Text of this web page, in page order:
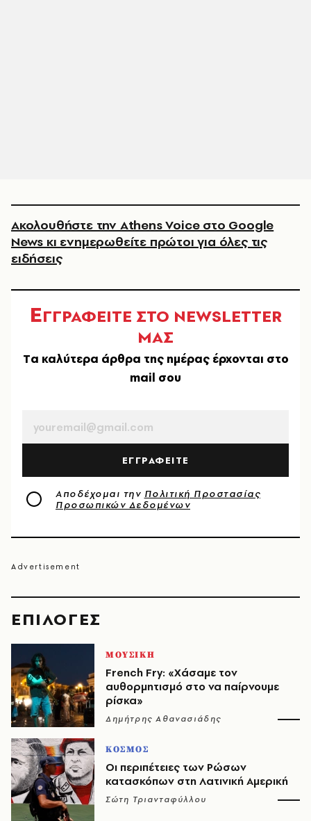
EΠΙΛΟΓΈΣ
ΜΟΥΣΙΚΗ
French Fry: «Χάσαμε τον
αυθορμητισμό στο να παίρνουμε
ρίσκα»
Δημήτρης Αθανασιάδης
ΚΟΣΜΟΣ
Οι περιπέτειες των Ρώσων
κατασκόπων στη Λατινική Αμερική
Σώτη Τριανταφύλλου
Ακολουθήστε την Athens Voice στο Google
News κι ενημερωθείτε πρώτοι για όλες τις
ειδήσεις
ΕΓΓΡΑΦΕΙΤΕ ΣΤΟ NEWSLETTER
ΜΑΣ
Tα καλύτερα άρθρα της ημέρας έρχονται στο
mail σου
ΕΓΓΡΑΦΕΙΤΕ
Αποδέχομαι την Πολιτική Προστασίας
Προσωπικών Δεδομένων